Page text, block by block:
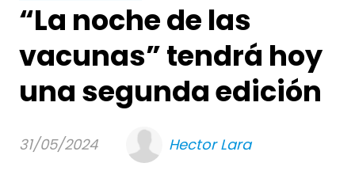
“La noche de las
vacunas” tendrá hoy
una segunda edición
31/05/2024 Hector Lara